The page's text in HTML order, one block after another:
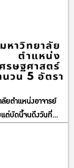
ยตำแหน่งอาจารย์
แต่บัดนี้จนถึงวันที่